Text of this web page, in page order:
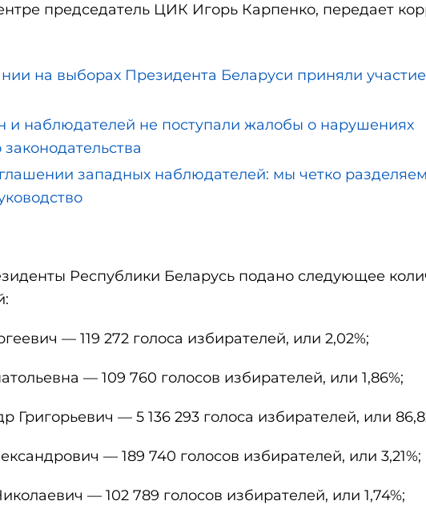
председатель ЦИК Игорь Карпенко, передает
на выборах Президента Беларуси приняли участие
и наблюдателей не поступали жалобы о нарушениях
западных наблюдателей: мы четко
Республики Беларусь подано следующее
— 119 272 голоса избирателей, или 2,02%;
— 109 760 голосов избирателей, или 1,86%;
Григорьевич — 5 136 293 голоса избирателей, или
— 189 740 голосов избирателей, или 3,21%;
— 102 789 голосов избирателей, или 1,74%;